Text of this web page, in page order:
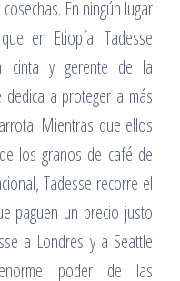
En ningún lugar
en Etiopía. Tadesse
cinta y gerente de la
a proteger a más
Mientras que ellos
los granos de café de
Tadesse recorre el
paguen un precio justo
a Londres y a Seattle
poder de las